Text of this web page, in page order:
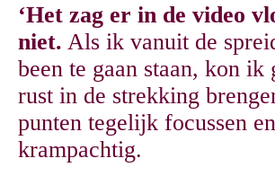
‘Het zag er in de video
niet. Als ik vanuit de
been te gaan staan, kon
rust in de strekking
punten tegelijk focussen
krampachtig.